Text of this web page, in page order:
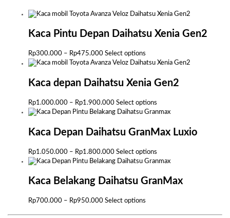
Kaca Pintu Depan Daihatsu Xenia Gen2
Rp300.000 – Rp475.000Price
range:
through
Select options
product
multiple
The
options
be
chosen
the
product
Kaca depan Daihatsu Xenia Gen2
Rp1.000.000 – Rp1.900.000Price
range:
through
Select options
product
multiple
be
chosen
product
Kaca Depan Daihatsu GranMax Luxio
Rp1.050.000 – Rp1.800.000Price
range:
through
Select options
product
multiple
may
Kaca Belakang Daihatsu GranMax
Rp700.000 – Rp950.000Price
Select options